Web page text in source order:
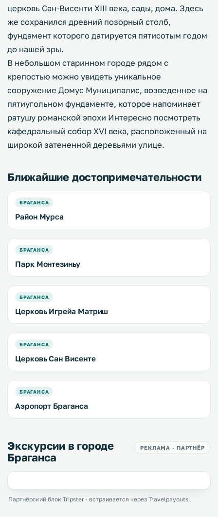
церковь Сан-Висенти XIII века, сады, дома. Здесь
же сохранился древний позорный столб,
фундамент которого датируется пятисотым годом
до нашей эры.
В небольшом старинном городе рядом с
крепостью можно увидеть уникальное
сооружение Домус Муниципалис, возведенное на
пятиугольном фундаменте, которое напоминает
ратушу романской эпохи Интересно посмотреть
кафедральный собор XVI века, расположенный на
широкой затененной деревьями улице.
Ближайшие достопримечательности
БРАГАНСА
Район Мурса
БРАГАНСА
Парк Монтезиньу
БРАГАНСА
Церковь Игрейа Матриш
БРАГАНСА
Церковь Сан Висенте
БРАГАНСА
Аэропорт Браганса
Экскурсии в городе
Браганса
РЕКЛАМА · ПАРТНЁР
Партнёрский блок Tripster · встраивается через Travelpayouts.